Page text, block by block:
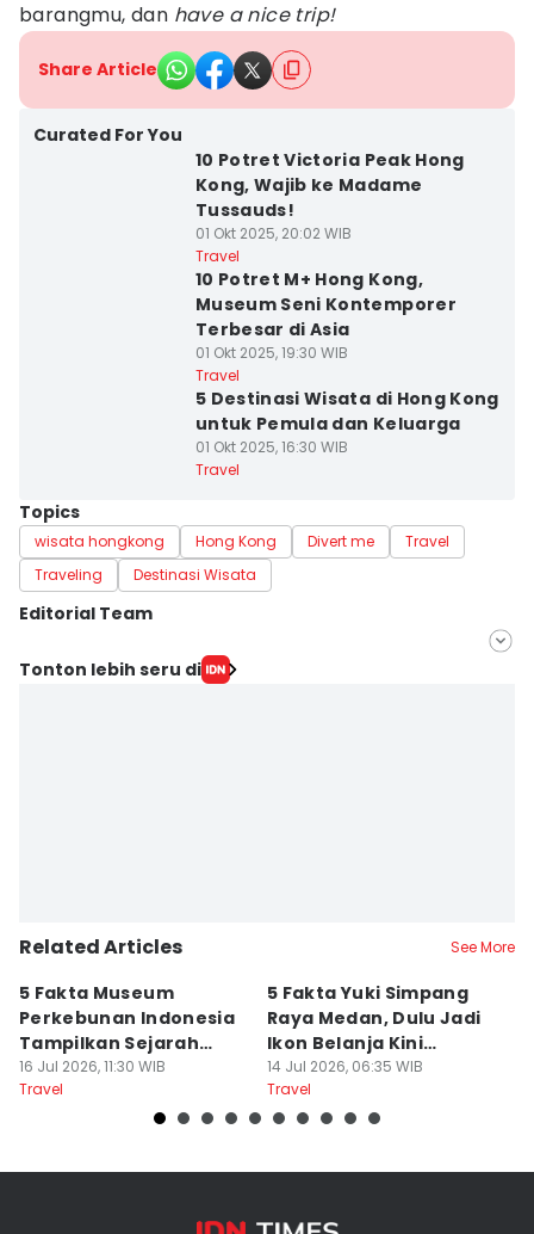
barangmu, dan have a nice trip!
Share Article
Curated For You
10 Potret Victoria Peak Hong
Kong, Wajib ke Madame
Tussauds!
01 Okt 2025, 20:02 WIB
Travel
10 Potret M+ Hong Kong,
Museum Seni Kontemporer
Terbesar di Asia
01 Okt 2025, 19:30 WIB
Travel
5 Destinasi Wisata di Hong Kong
untuk Pemula dan Keluarga
01 Okt 2025, 16:30 WIB
Travel
Topics
wisata hongkong Hong Kong Divert me
Travel
Traveling
Destinasi Wisata
Editorial Team
Editor
Tonton lebih seru di
Related Articles See More
5 Fakta Museum
Perkebunan Indonesia
Tampilkan Sejarah
Tanah Deli
16 Jul 2026, 11:30 WIB
Travel
5 Fakta Yuki Simpang
Raya Medan, Dulu Jadi
Ikon Belanja Kini
Ditinggalkan
14 Jul 2026, 06:35 WIB
Travel